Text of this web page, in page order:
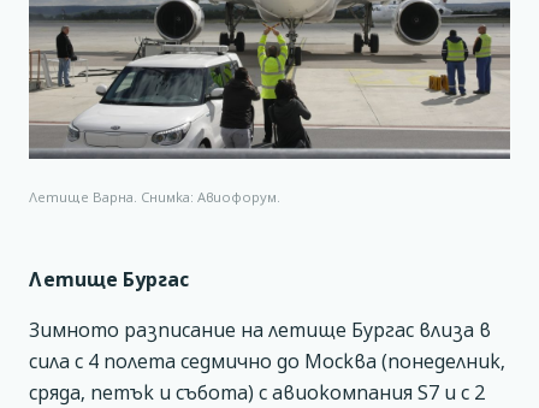
Летище Варна. Снимка: Авиофорум.
Летище Бургас
Зимното разписание на летище Бургас влиза в
сила с 4 полета седмично до Москва (понеделник,
сряда, петък и събота) с авиокомпания S7 и с 2